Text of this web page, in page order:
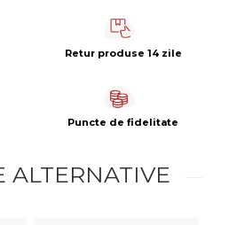
Retur produse 14 zile
Puncte de fidelitate
ALTERNATIVE